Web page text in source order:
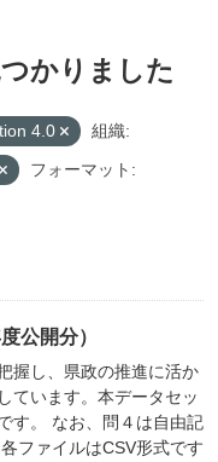
かりました
4.0
組織:
フォーマット:
公開分）
握し、県政の推進に活か
ています。本データセッ
す。 なお、問４は自由記
ファイルはCSV形式です